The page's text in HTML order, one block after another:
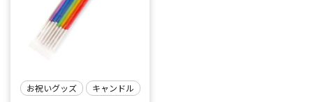
お祝いグッズ キャンドル